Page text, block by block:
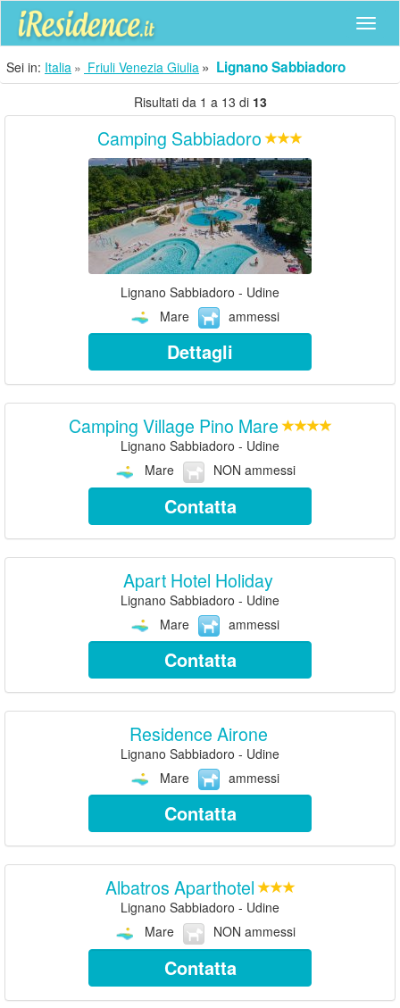
Sei in: Italia Friuli Venezia Giulia Lignano Sabbiadoro
Risultati da 1 a 13 di 13
Camping Sabbiadoro
Lignano Sabbiadoro - Udine
Mare
ammessi
Dettagli
Camping Village Pino Mare
Lignano Sabbiadoro - Udine
Mare
NON ammessi
Contatta
Apart Hotel Holiday
Lignano Sabbiadoro - Udine
Mare
ammessi
Contatta
Residence Airone
Lignano Sabbiadoro - Udine
Mare
ammessi
Contatta
Albatros Aparthotel
Lignano Sabbiadoro - Udine
Mare
NON ammessi
Contatta